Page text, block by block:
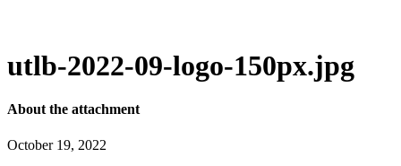
utlb-2022-09-logo-150px.jpg
About the attachment
October 19, 2022